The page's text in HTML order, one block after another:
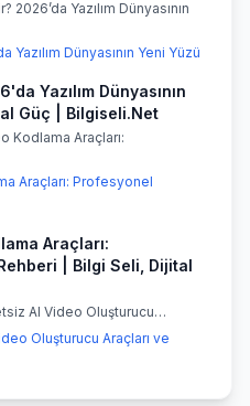
Yazılım Dünyasının
Dünyasının Yeni Yüzü
Yazılım Dünyasının
Güç | Bilgiseli.Net
Kodlama Araçları:
Araçları: Profesyonel
Araçları:
| Bilgi Seli, Dijital
AI Video Oluşturucu…
Oluşturucu Araçları ve